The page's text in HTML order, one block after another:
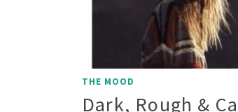
THE MOOD
Dark, Rough &